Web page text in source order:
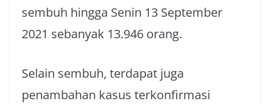
sembuh hingga Senin 13 September
2021 sebanyak 13.946 orang.
Selain sembuh, terdapat juga
penambahan kasus terkonfirmasi